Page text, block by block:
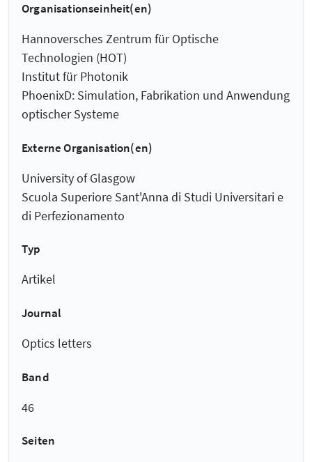
Organisationseinheit(en)
Hannoversches Zentrum für Optische
Technologien (HOT)
Institut für Photonik
PhoenixD: Simulation, Fabrikation und Anwendung
optischer Systeme
Externe Organisation(en)
University of Glasgow
Scuola Superiore Sant'Anna di Studi Universitari e
di Perfezionamento
Typ
Artikel
Journal
Optics letters
Band
46
Seiten